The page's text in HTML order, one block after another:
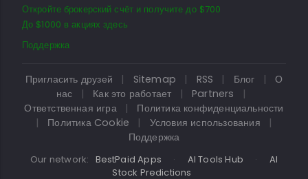
Откройте брокерский счёт и получите до $700
До $1000 в акциях здесь
Поддержка
Пригласить друзей | Sitemap | RSS | Блог |
О
нас
| Как это работает | Partners
|
Ответственная игра
|
Политика конфиденциальности
|
Политика Cookie | Условия использования
|
Поддержка
Our network: BestPaid Apps · AI Tools Hub ·
AI
Stock Predictions